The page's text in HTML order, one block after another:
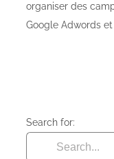
organiser des
Google Adwords
Search for: